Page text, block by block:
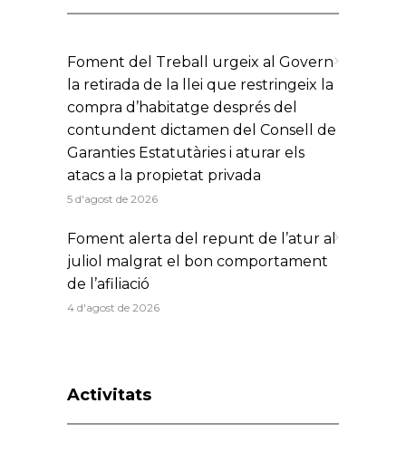
Foment del Treball urgeix al Govern
la retirada de la llei que restringeix la
compra d’habitatge després del
contundent dictamen del Consell de
Garanties Estatutàries i aturar els
atacs a la propietat privada
5 d'agost de 2026
Foment alerta del repunt de l’atur al
juliol malgrat el bon comportament
de l’afiliació
4 d'agost de 2026
Activitats